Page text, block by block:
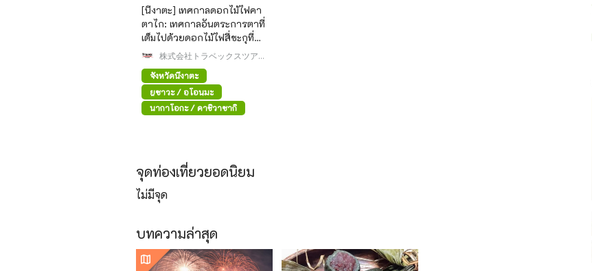
[นีงาตะ] เทศกาลดอกไม้ไฟคา
ตาไก: เทศกาลอันตระการตาที่
เต็มไปด้วยดอกไม้ไฟสี่ชะกุที่
ใหญ่ที่สุดในโลก!
株式会社トラベックスツアー
ズ
จังหวัดนีงาตะ
ยูซาวะ / อุโอนุมะ
นากาโอกะ / คาชิวาซากิ
จุดท่องเที่ยวยอดนิยม
ไม่มีจุด
บทความล่าสุด